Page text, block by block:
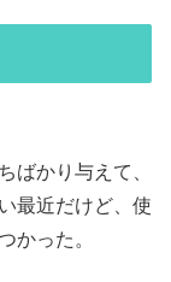
ばかり与えて、
最近だけど、使
かった。